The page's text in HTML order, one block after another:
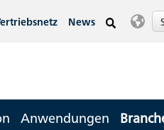
News
Anwendungen